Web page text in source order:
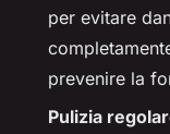
per evitare
prevenire la
Pulizia